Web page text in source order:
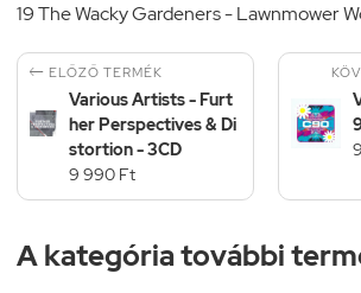
19 The Wacky Gardeners - Lawnmower
 ELŐZŐ TERMÉK
Various Artists - Furt
her Perspectives & Di
stortion - 3CD
9 990 Ft
A kategória további